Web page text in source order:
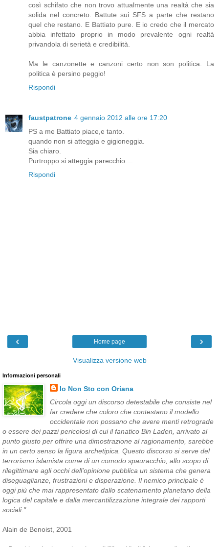
così schifato che non trovo attualmente una realtà che sia
solida nel concreto. Battute sui SFS a parte che restano
quel che restano. E Battiato pure. E io credo che il mercato
abbia infettato proprio in modo prevalente ogni realtà
privandola di serietà e credibilità.
Ma le canzonette e canzoni certo non son politica. La
politica è persino peggio!
Rispondi
faustpatrone 4 gennaio 2012 alle ore 17:20
PS a me Battiato piace,e tanto.
quando non si atteggia e gigioneggia.
Sia chiaro.
Purtroppo si atteggia parecchio....
Rispondi
‹ ›
Home page
Visualizza versione web
Informazioni personali
Io Non Sto con Oriana
Circola oggi un discorso detestabile che consiste nel
far credere che coloro che contestano il modello
occidentale non possano che avere menti retrograde
o essere dei pazzi pericolosi di cui il fanatico Bin Laden, arrivato al
punto giusto per offrire una dimostrazione al ragionamento, sarebbe
in un certo senso la figura archetipica. Questo discorso si serve del
terrorismo islamista come di un comodo spauracchio, allo scopo di
rilegittimare agli occhi dell'opinione pubblica un sistema che genera
diseguaglianze, frustrazioni e disperazione. Il nemico principale è
oggi più che mai rappresentato dallo scatenamento planetario della
logica del capitale e dalla mercantilizzazione integrale dei rapporti
sociali."
Alain de Benoist, 2001